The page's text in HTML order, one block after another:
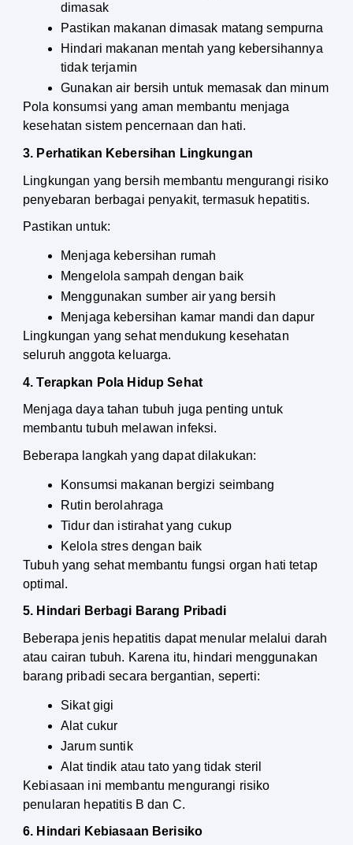
dimasak
Pastikan makanan dimasak matang sempurna
Hindari makanan mentah yang kebersihannya
tidak terjamin
Gunakan air bersih untuk memasak dan minum
Pola konsumsi yang aman membantu menjaga
kesehatan sistem pencernaan dan hati.
3. Perhatikan Kebersihan Lingkungan
Lingkungan yang bersih membantu mengurangi risiko
penyebaran berbagai penyakit, termasuk hepatitis.
Pastikan untuk:
Menjaga kebersihan rumah
Mengelola sampah dengan baik
Menggunakan sumber air yang bersih
Menjaga kebersihan kamar mandi dan dapur
Lingkungan yang sehat mendukung kesehatan
seluruh anggota keluarga.
4. Terapkan Pola Hidup Sehat
Menjaga daya tahan tubuh juga penting untuk
membantu tubuh melawan infeksi.
Beberapa langkah yang dapat dilakukan:
Konsumsi makanan bergizi seimbang
Rutin berolahraga
Tidur dan istirahat yang cukup
Kelola stres dengan baik
Tubuh yang sehat membantu fungsi organ hati tetap
optimal.
5. Hindari Berbagi Barang Pribadi
Beberapa jenis hepatitis dapat menular melalui darah
atau cairan tubuh. Karena itu, hindari menggunakan
barang pribadi secara bergantian, seperti:
Sikat gigi
Alat cukur
Jarum suntik
Alat tindik atau tato yang tidak steril
Kebiasaan ini membantu mengurangi risiko
penularan hepatitis B dan C.
6. Hindari Kebiasaan Berisiko